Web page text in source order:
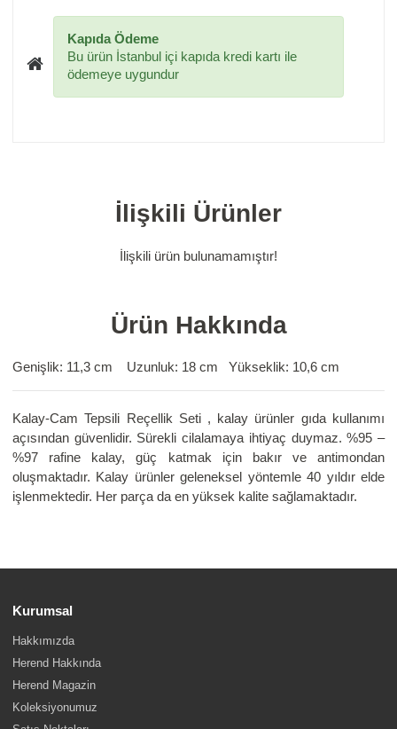
Kapıda Ödeme
Bu ürün İstanbul içi kapıda kredi kartı ile
ödemeye uygundur
İlişkili Ürünler
İlişkili ürün bulunamamıştır!
Ürün Hakkında
Genişlik: 11,3 cm Uzunluk: 18 cm Yükseklik: 10,6 cm
Kalay-Cam Tepsili Reçellik Seti , kalay ürünler gıda kullanımı
açısından güvenlidir. Sürekli cilalamaya ihtiyaç duymaz. %95 –
%97 rafine kalay, güç katmak için bakır ve antimondan
oluşmaktadır. Kalay ürünler geleneksel yöntemle 40 yıldır elde
işlenmektedir. Her parça da en yüksek kalite sağlamaktadır.
Kurumsal
Hakkımızda
Herend Hakkında
Herend Magazin
Koleksiyonumuz